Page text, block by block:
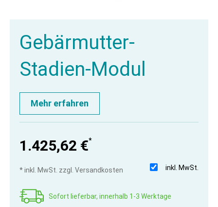
Gebärmutter-
Stadien-Modul
Mehr erfahren
1.425,62 €*
inkl. MwSt.
* inkl. MwSt. zzgl. Versandkosten
Sofort lieferbar, innerhalb 1-3 Werktage